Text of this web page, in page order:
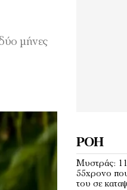
μήνες
ΡΟΉ
Μυστράς:
55χρονο
του σε